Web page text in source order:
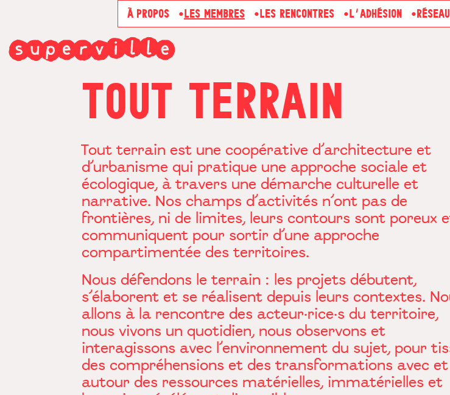
À PROPOS LES MEMBRES LES RENCONTRES L’ADHÉSION
TOUT TERRAIN
Tout terrain est une coopérative d’architecture et
d’urbanisme qui pratique une approche sociale et
écologique, à travers une démarche culturelle et
narrative. Nos champs d’activités n’ont pas de
frontières, ni de limites, leurs contours sont poreux
communiquent pour sortir d’une approche
compartimentée des territoires.
Nous défendons le terrain : les projets débutent,
s’élaborent et se réalisent depuis leurs contextes.
allons à la rencontre des acteur·rice·s du territoire,
nous vivons un quotidien, nous observons et
interagissons avec l’environnement du sujet, pour
des compréhensions et des transformations avec et
autour des ressources matérielles, immatérielles et